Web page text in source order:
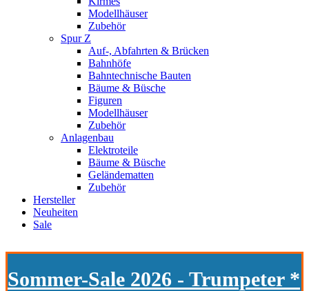
Modellhäuser
Zubehör
Spur Z
Auf-, Abfahrten & Brücken
Bahnhöfe
Bahntechnische Bauten
Bäume & Büsche
Figuren
Modellhäuser
Zubehör
Anlagenbau
Elektroteile
Bäume & Büsche
Geländematten
Zubehör
Hersteller
Neuheiten
Sale
Sommer-Sale 2026 - Trumpeter *